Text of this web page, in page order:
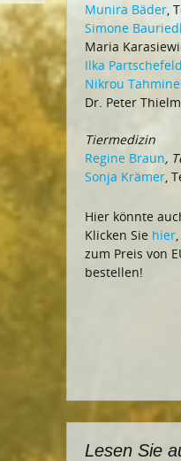
Munira Bäder,
Simone Bauriedl
Maria
Ilka Partschefeld
Nikrou
Dr. Peter
Tiermedizin
Regine Braun,
Sonja Krämer,
Hier könnte
Klicken Sie hier
zum Preis von
bestellen!
Lesen Sie